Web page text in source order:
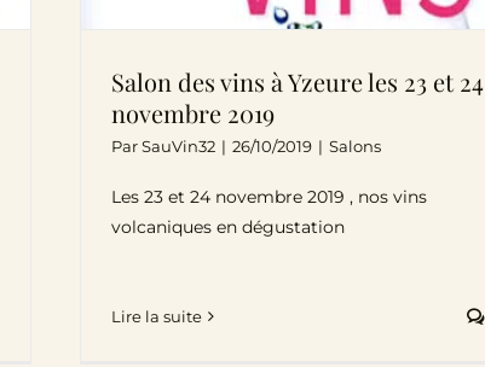
Salon des vins à Yzeure les 23 et 24
novembre 2019
ParSauVin32 | 26/10/2019 | Salons
Les 23 et 24 novembre 2019 , nos vins
volcaniques en dégustation
Lire la suite